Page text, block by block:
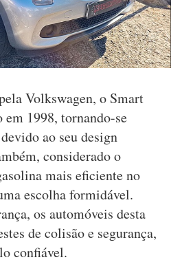
Volkswagen, o Smart
em 1998, tornando-se
ao seu design
considerado o
mais eficiente no
escolha formidável.
os automóveis desta
de colisão e segurança,
confiável.